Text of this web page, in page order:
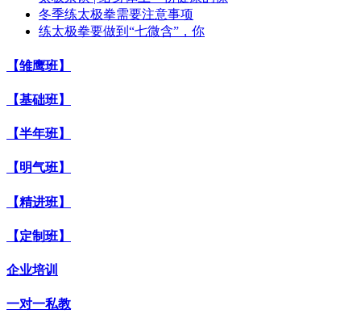
冬季练太极拳需要注意事项
练太极拳要做到“七微含”，你
【雏鹰班】
【基础班】
【半年班】
【明气班】
【精进班】
【定制班】
企业培训
一对一私教